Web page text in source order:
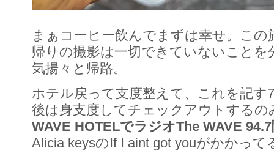
まぁコーヒー飲んでまずは幸せ。この
帰りの撮影は一切できていないこと
気揚々と帰路。
ホテル戻って支度整えて、これを記す
後は身支度してチェックアウトするの
WAVE HOTELでラジオThe WAVE
Alicia keysのIf I aint got youがかかって